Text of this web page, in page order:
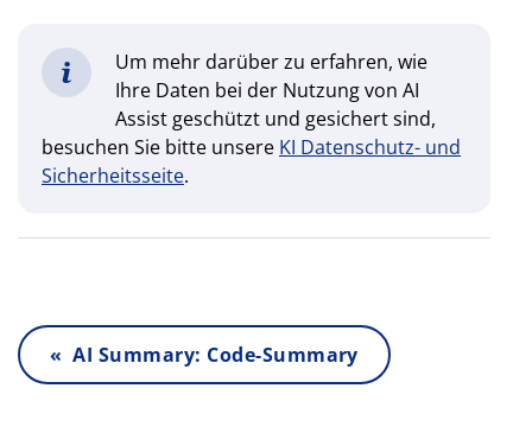
Um mehr darüber zu erfahren, wie
Ihre Daten bei der Nutzung von AI
Assist geschützt und gesichert sind,
besuchen Sie bitte unsere KI Datenschutz- und
Sicherheitsseite.
« AI Summary: Code-Summary